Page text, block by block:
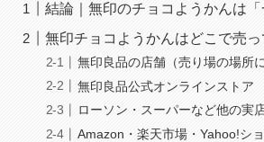
結論｜無印のチョコようかんは
無印チョコようかんはどこで売
無印良品の店舗（売り場の場所
無印良品公式オンラインストア
ローソン・スーパーなど他の実
Amazon・楽天市場・Yahoo!シ